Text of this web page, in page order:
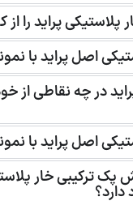
پراید را از
اصل پراید با
در چه نقاطی از
اصل پراید با
پک ترکیبی خار